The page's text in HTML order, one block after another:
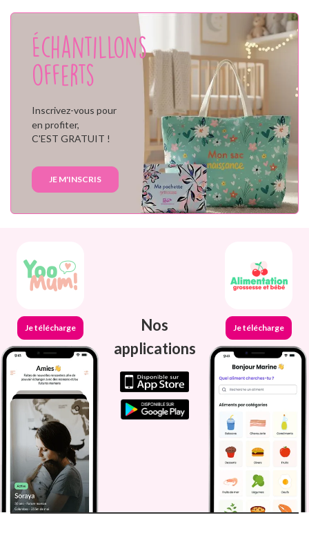
Échantillons
offerts
Inscrivez-vous pour
en profiter,
C'EST GRATUIT !
JE M'INSCRIS
Je télécharge
Nos
applications
Je télécharge